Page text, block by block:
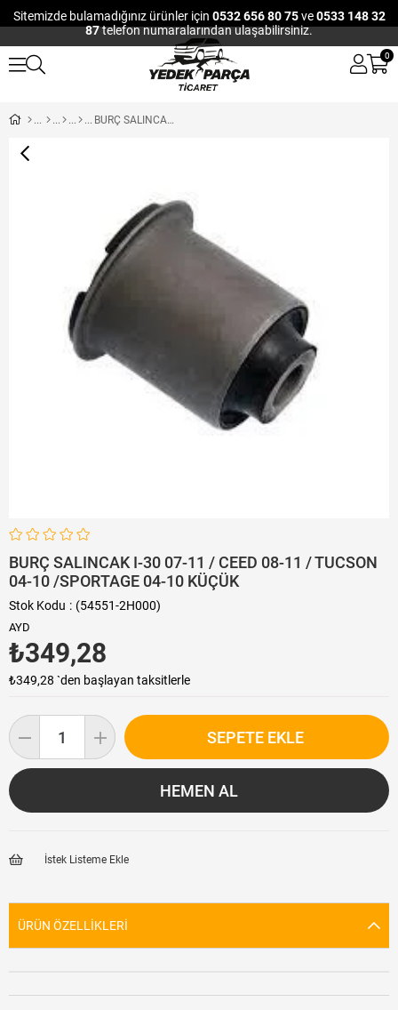
Sitemizde bulamadığınız ürünler için 0532 656 80 75ve0533 148 32
87telefon numaralarından ulaşabilirsiniz.
0
BURÇ SALINCAK I-30 07-11 / CEED 08-11 / TUCSON 04-10 /SPORTAGE 04-10 KÜÇÜK
BURÇ SALINCAK I-30 07-11 / CEED 08-11 / TUCSON
04-10 /SPORTAGE 04-10 KÜÇÜK
Stok Kodu (54551-2H000)
AYD
₺349,28
₺349,28 `den başlayan taksitlerle
İstek Listeme Ekle
ÜRÜN ÖZELLIKLERI